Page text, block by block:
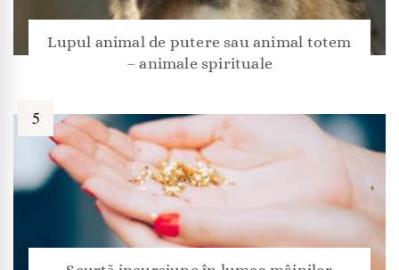
Lupul animal de putere sau animal totem
– animale spirituale